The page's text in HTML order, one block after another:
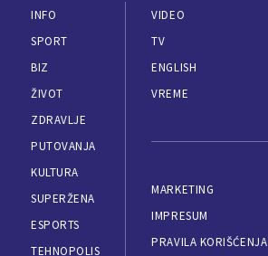
INFO
SPORT
BIZ
ŽIVOT
ZDRAVLJE
PUTOVANJA
KULTURA
SUPERŽENA
ESPORTS
TEHNOPOLIS
VIDEO
TV
ENGLISH
VREME
MARKETING
IMPRESUM
PRAVILA KORIŠĆENJA